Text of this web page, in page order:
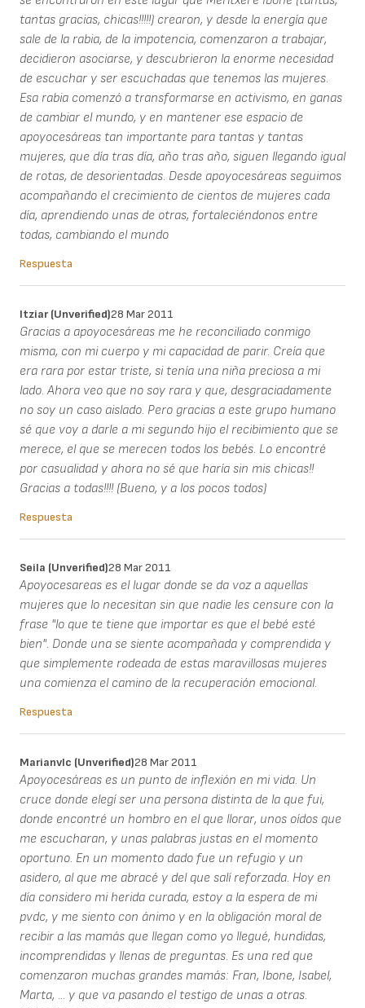
tantas gracias, chicas!!!!!) crearon, y desde la energía que
sale de la rabia, de la impotencia, comenzaron a trabajar,
decidieron asociarse, y descubrieron la enorme necesidad
de escuchar y ser escuchadas que tenemos las mujeres.
Esa rabia comenzó a transformarse en activismo, en ganas
de cambiar el mundo, y en mantener ese espacio de
apoyocesáreas tan importante para tantas y tantas
mujeres, que día tras día, año tras año, siguen llegando igual
de rotas, de desorientadas. Desde apoyocesáreas seguimos
acompañando el crecimiento de cientos de mujeres cada
día, aprendiendo unas de otras, fortaleciéndonos entre
todas, cambiando el mundo
Respuesta
Itziar (unverified)28 Mar 2011
Gracias a apoyocesáreas me he reconciliado conmigo
misma, con mi cuerpo y mi capacidad de parir. Creía que
era rara por estar triste, si tenía una niña preciosa a mi
lado. Ahora veo que no soy rara y que, desgraciadamente
no soy un caso aislado. Pero gracias a este grupo humano
sé que voy a darle a mi segundo hijo el recibimiento que se
merece, el que se merecen todos los bebés. Lo encontré
por casualidad y ahora no sé que haría sin mis chicas!!
Gracias a todas!!!! (Bueno, y a los pocos todos)
Respuesta
Seila (unverified)28 Mar 2011
Apoyocesareas es el lugar donde se da voz a aquellas
mujeres que lo necesitan sin que nadie les censure con la
frase "lo que te tiene que importar es que el bebé esté
bien". Donde una se siente acompañada y comprendida y
que simplemente rodeada de estas maravillosas mujeres
una comienza el camino de la recuperación emocional.
Respuesta
Marianvlc (unverified)28 Mar 2011
Apoyocesáreas es un punto de inflexión en mi vida. Un
cruce donde elegí ser una persona distinta de la que fui,
donde encontré un hombro en el que llorar, unos oídos que
me escucharan, y unas palabras justas en el momento
oportuno. En un momento dado fue un refugio y un
asidero, al que me abracé y del que salí reforzada. Hoy en
día considero mi herida curada, estoy a la espera de mi
pvdc, y me siento con ánimo y en la obligación moral de
recibir a las mamás que llegan como yo llegué, hundidas,
incomprendidas y llenas de preguntas. Es una red que
comenzaron muchas grandes mamás: Fran, Ibone, Isabel,
Marta, ... y que va pasando el testigo de unas a otras.